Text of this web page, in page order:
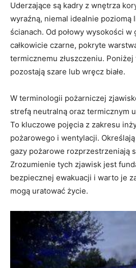
Uderzające są kadry z wnętrza
wyraźną, niemal idealnie poziomą
ścianach. Od połowy wysokości
całkowicie czarne, pokryte
termicznemu złuszczeniu.
pozostają szare lub wręcz białe.
W terminologii pożarniczej
strefą neutralną oraz termicznym
To kluczowe pojęcia z zakresu
pożarowego i wentylacji.
gazy pożarowe rozprzestrzeniają
Zrozumienie tych zjawisk jest
bezpiecznej ewakuacji i warto je
mogą uratować życie.